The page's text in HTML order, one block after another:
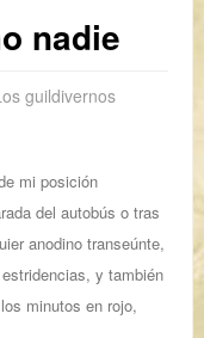
nadie
guildivernos
mi posición
del autobús o tras
anodino transeúnte,
y también
minutos en rojo,